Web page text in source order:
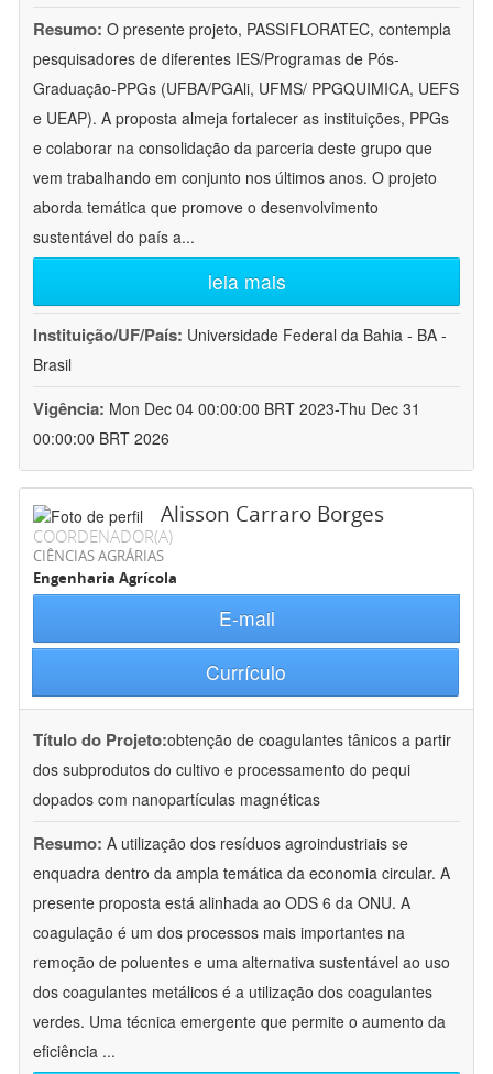
Resumo: O presente projeto, PASSIFLORATEC, contempla
pesquisadores de diferentes IES/Programas de Pós-
Graduação-PPGs (UFBA/PGAli, UFMS/ PPGQUIMICA, UEFS
e UEAP). A proposta almeja fortalecer as instituições, PPGs
e colaborar na consolidação da parceria deste grupo que
vem trabalhando em conjunto nos últimos anos. O projeto
aborda temática que promove o desenvolvimento
sustentável do país a...
leia mais
Instituição/UF/País: Universidade Federal da Bahia - BA -
Brasil
Vigência: Mon Dec 04 00:00:00 BRT 2023-Thu Dec 31
00:00:00 BRT 2026
Alisson Carraro Borges
COORDENADOR(A)
CIÊNCIAS AGRÁRIAS
Engenharia Agrícola
E-mail
Currículo
Título do Projeto:obtenção de coagulantes tânicos a partir
dos subprodutos do cultivo e processamento do pequi
dopados com nanopartículas magnéticas
Resumo: A utilização dos resíduos agroindustriais se
enquadra dentro da ampla temática da economia circular. A
presente proposta está alinhada ao ODS 6 da ONU. A
coagulação é um dos processos mais importantes na
remoção de poluentes e uma alternativa sustentável ao uso
dos coagulantes metálicos é a utilização dos coagulantes
verdes. Uma técnica emergente que permite o aumento da
eficiência ...